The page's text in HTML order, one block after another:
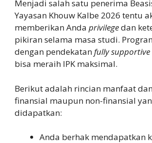
Menjadi salah satu penerima
Yayasan Khouw Kalbe 2026 tentu
memberikan Anda privilegedan
pikiran selama masa studi.
dengan pendekatanfully supportive
bisa meraih IPK maksimal.
Berikut adalah rincian manfaat
finansial maupun non-finansial
didapatkan:
Anda berhak mendapatkan